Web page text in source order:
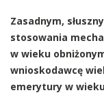
Zasadnym,
stosowania
w wieku
wnioskodawcę
emerytury w